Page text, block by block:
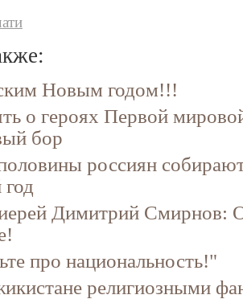
Новым годом!!!
о героях Первой
бор
россиян
Димитрий Смирнов:
про национальность!"
религиозными